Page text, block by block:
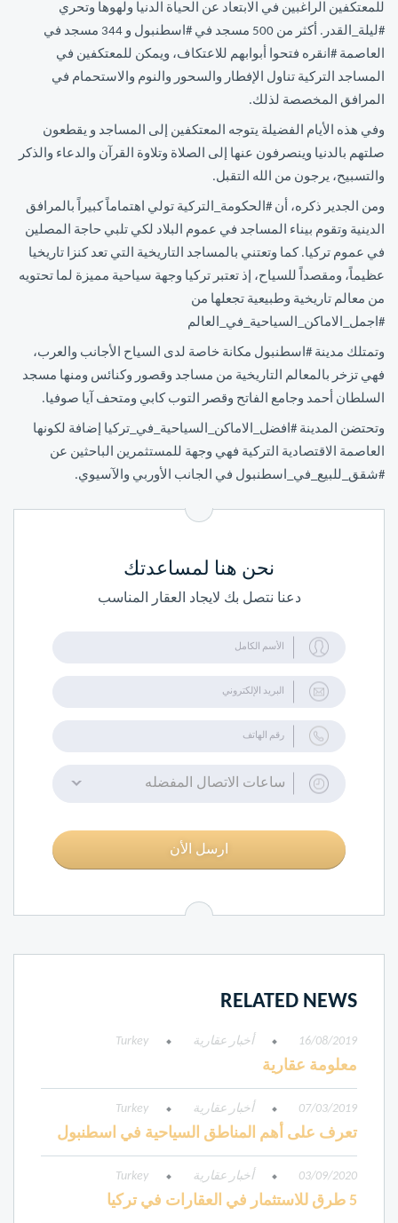
نحن هنا لمساعدتك
دعنا نتصل بك لايجاد العقار المناسب
ساعات الاتصال المفضله
ارسل الأن
RELATED NEWS
16/08/2019 أخبار عقارية Turkey
معلومة عقارية
07/03/2019 أخبار عقارية Turkey
تعرف على أهم المناطق السياحية في اسطنبول
03/09/2020 أخبار عقارية Turkey
5 طرق للاستثمار في العقارات في تركيا
للمعتكفين الراغبين في الابتعاد عن الحياة الدنيا ولهوها وتحري
#ليلة_القدر. أكثر من 500 مسجد في #اسطنبول و 344 مسجد في
العاصمة #انقره فتحوا أبوابهم للاعتكاف، ويمكن للمعتكفين في
المساجد التركية تناول الإفطار والسحور والنوم والاستحمام في
المرافق المخصصة لذلك.
وفي هذه الأيام الفضيلة يتوجه المعتكفين إلى المساجد و يقطعون
صلتهم بالدنيا وينصرفون عنها إلى الصلاة وتلاوة القرآن والدعاء والذكر
والتسبيح، يرجون من الله التقبل.
ومن الجدير ذكره، أن #الحكومة_التركية تولي اهتماماً كبيراً بالمرافق
الدينية وتقوم بيناء المساجد في عموم البلاد لكي تلبي حاجة المصلين
في عموم تركيا. كما وتعتني بالمساجد التاريخية التي تعد كنزا تاريخيا
عظيماً، ومقصداً للسياح، إذ تعتبر تركيا وجهة سياحية مميزة لما تحتويه
من معالم تاريخية وطبيعية تجعلها من
#اجمل_الاماكن_السياحية_في_العالم
وتمتلك مدينة #اسطنبول مكانة خاصة لدى السياح الأجانب والعرب،
فهي تزخر بالمعالم التاريخية من مساجد وقصور وكنائس ومنها مسجد
السلطان أحمد وجامع الفاتح وقصر التوب كابي ومتحف آيا صوفيا.
وتحتضن المدينة #افضل_الاماكن_السياحية_في_تركيا إضافة لكونها
العاصمة الاقتصادية التركية فهي وجهة للمستثمرين الباحثين عن
#شقق_للبيع_في_اسطنبول في الجانب الأوربي والآسيوي.